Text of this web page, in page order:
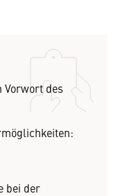
Vorwort des
bei der